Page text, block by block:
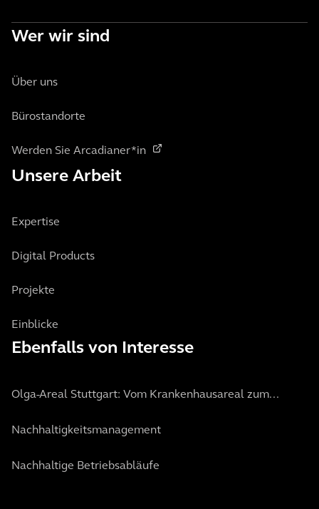
Wer wir sind
Über uns
Bürostandorte
Werden Sie Arcadianer*in
Unsere Arbeit
Expertise
Digital Products
Projekte
Einblicke
Ebenfalls von Interesse
Olga-Areal Stuttgart: Vom Krankenhausareal zum...
Nachhaltigkeitsmanagement
Nachhaltige Betriebsabläufe